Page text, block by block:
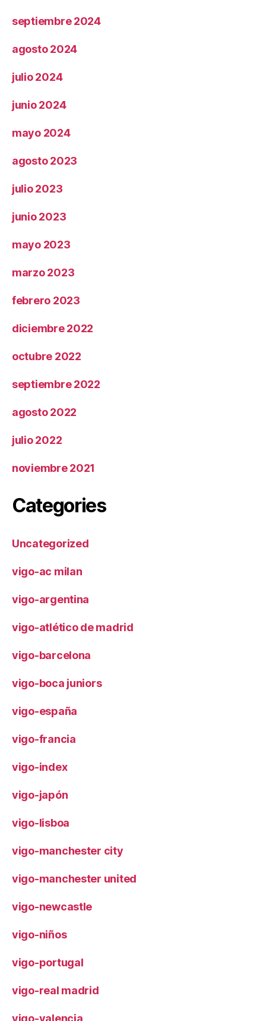
septiembre 2024
agosto 2024
julio 2024
junio 2024
mayo 2024
agosto 2023
julio 2023
junio 2023
mayo 2023
marzo 2023
febrero 2023
diciembre 2022
octubre 2022
septiembre 2022
agosto 2022
julio 2022
noviembre 2021
Categories
Uncategorized
vigo-ac milan
vigo-argentina
vigo-atlético de madrid
vigo-barcelona
vigo-boca juniors
vigo-españa
vigo-francia
vigo-index
vigo-japón
vigo-lisboa
vigo-manchester city
vigo-manchester united
vigo-newcastle
vigo-niños
vigo-portugal
vigo-real madrid
vigo-valencia